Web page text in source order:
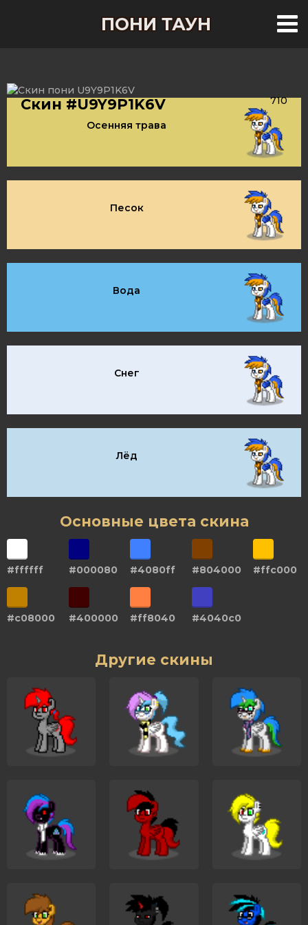
ПОНИ ТАУН
Скин #U9Y9P1K6V
710
Осенняя трава
Песок
Вода
Снег
Лёд
Основные цвета скина
#ffffff #000080 #4080ff #804000 #ffc000
#c08000 #400000 #ff8040 #4040c0
Другие скины